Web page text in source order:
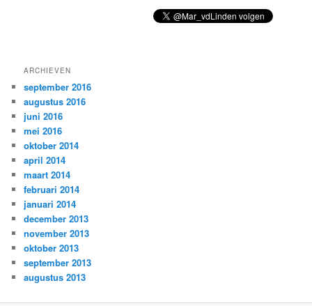
ARCHIEVEN
september 2016
augustus 2016
juni 2016
mei 2016
oktober 2014
april 2014
maart 2014
februari 2014
januari 2014
december 2013
november 2013
oktober 2013
september 2013
augustus 2013